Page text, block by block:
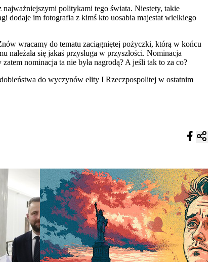
politykami tego świata. Niestety, takie
dodaje im fotografia z kimś kto uosabia majestat wielkiego
wracamy do tematu zaciągniętej pożyczki, którą w końcu
się jakaś przysługa w przyszłości. Nominacja
nominacja ta nie była nagrodą? A jeśli tak to za co?
do wyczynów elity I Rzeczpospolitej w ostatnim